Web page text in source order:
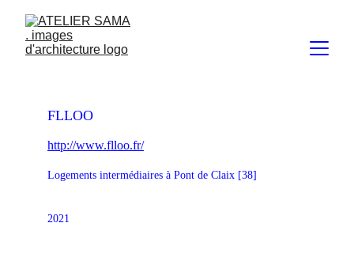
Logements intermédiaires à Pont de Claix [38]
2021
http://www.flloo.fr/
FLLOO